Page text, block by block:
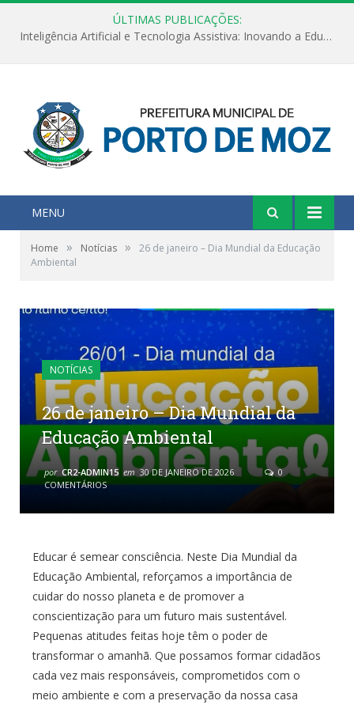
ÚLTIMAS PUBLICAÇÕES:
Inteligência Artificial e Tecnologia Assistiva: Inovando a Educação Especial e Inclusiva
MENU
Home » Notícias »
26 de janeiro – Dia Mundial da Educação
Ambiental
NOTÍCIAS
26 de janeiro – Dia Mundial da
Educação Ambiental
por CR2-ADMIN15 em 30 DE JANEIRO DE 2026
0
COMENTÁRIOS
Educar é semear consciência. Neste Dia Mundial da
Educação Ambiental, reforçamos a importância de
cuidar do nosso planeta e de promover a
conscientização para um futuro mais sustentável.
Pequenas atitudes feitas hoje têm o poder de
transformar o amanhã. Que possamos formar cidadãos
cada vez mais responsáveis, comprometidos com o
meio ambiente e com a preservação da nossa casa